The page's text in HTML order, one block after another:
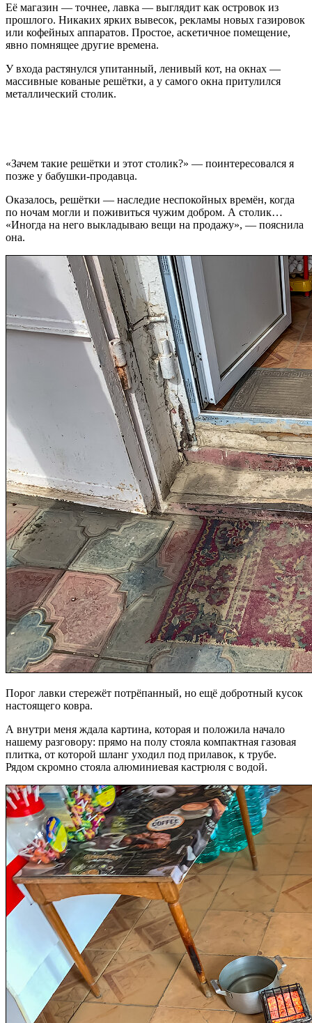
Её магазин — точнее, лавка — выглядит как островок из
прошлого. Никаких ярких вывесок, рекламы новых газировок
или кофейных аппаратов. Простое, аскетичное помещение,
явно помнящее другие времена.
У входа растянулся упитанный, ленивый кот, на окнах —
массивные кованые решётки, а у самого окна притулился
металлический столик.
«Зачем такие решётки и этот столик?» — поинтересовался я
позже у бабушки-продавца.
Оказалось, решётки — наследие неспокойных времён, когда
по ночам могли и поживиться чужим добром. А столик…
«Иногда на него выкладываю вещи на продажу», — пояснила
она.
Порог лавки стережёт потрёпанный, но ещё добротный кусок
настоящего ковра.
А внутри меня ждала картина, которая и положила начало
нашему разговору: прямо на полу стояла компактная газовая
плитка, от которой шланг уходил под прилавок, к трубе.
Рядом скромно стояла алюминиевая кастрюля с водой.